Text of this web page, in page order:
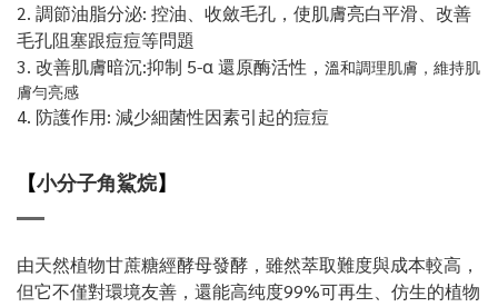
2. 調節油脂分泌: 控油、收斂毛孔，使肌膚亮白平滑、改善
毛孔阻塞跟痘痘等問題
3. 改善肌膚暗沉:抑制 5-α 還原酶活性， 溫和調理肌膚，維持肌
膚勻亮感
4. 防護作用: 減少細菌性因素引起的痘痘
【小分子角鯊烷】
由天然植物甘蔗糖經酵母發酵，雖然萃取難度與成本較高，
但它不僅對環境友善，還能高纯度99%可再生、仿生的植物